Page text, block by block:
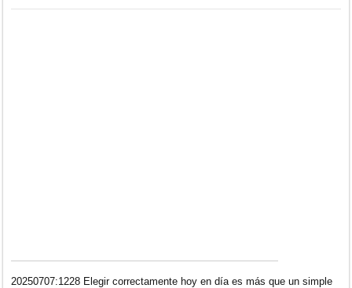
20250707:1228 Elegir correctamente hoy en día es más que un simple